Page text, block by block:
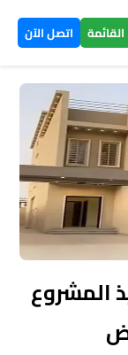
القائمة اتصل الآن
المشروع